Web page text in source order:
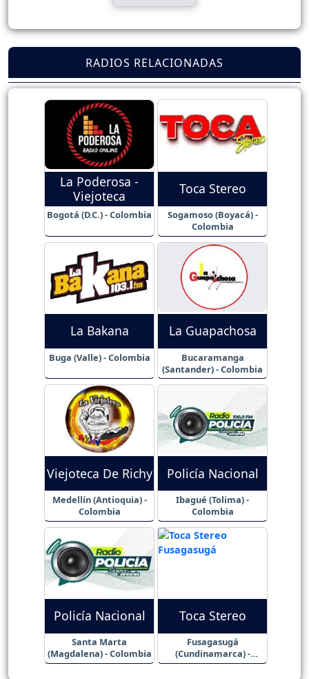
RADIOS RELACIONADAS
La Poderosa -
Viejoteca
Bogotá (D.C.) - Colombia
Toca Stereo
Sogamoso (Boyacá) -
Colombia
La Bakana
Buga (Valle) - Colombia
La Guapachosa
Bucaramanga
(Santander) - Colombia
Viejoteca De Richy
Medellín (Antioquia) -
Colombia
Policía Nacional
Ibagué (Tolima) -
Colombia
Policía Nacional
Santa Marta
(Magdalena) - Colombia
Toca Stereo
Fusagasugá
(Cundinamarca) -
Colombia